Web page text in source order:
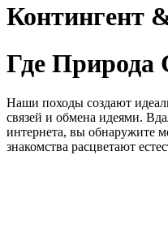
Контингент
Где Природа
Наши походы создают
связей и обмена идеями.
интернета, вы обнаружите
знакомства расцветают